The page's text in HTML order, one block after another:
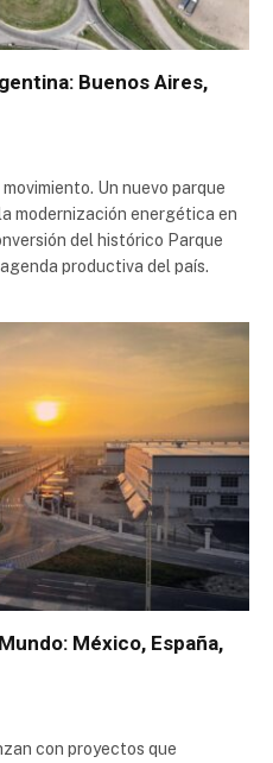
Buenos Aires,
Un nuevo parque
modernización energética en
del histórico Parque
productiva del país.
México, España,
con proyectos que